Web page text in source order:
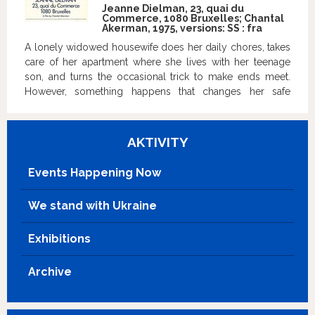
inštitúcie kompatibilné s prácou
podobných inštitúcií v blízkom (ČR)
a vzdialenejšom zahraničí (západná,
juhovýchodná Európa)? Ako sa navzájom
líšia, čo sa od seba vedia naučiť? V našej
sérii diskusií budeme predpokladať, že
jeho sa tvorbe sa podieľa množstvo (aj
Slovenského filmového ústavu (1963)
a paralelne 80. výročie Národného
filmového archívu v Prahe (1943) sú
Jeanne Dielman, 23, quai du
Commerce, 1080 Bruxelles; Chantal
Akerman, 1975, versions: SS : fra
A lonely widowed housewife does her daily chores, takes
care of her apartment where she lives with her teenage
son, and turns the occasional trick to make ends meet.
However, something happens that changes her safe
AKTIVITY
Events Happening Now
We stand with Ukraine
Exhibitions
Archive